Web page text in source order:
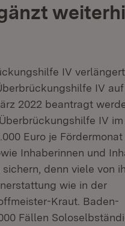
IV
IV
2022 beantragt
IV
Euro je
Inhaberinnen und
denn viele von
wie in der
Kraut. Baden-
Fällen